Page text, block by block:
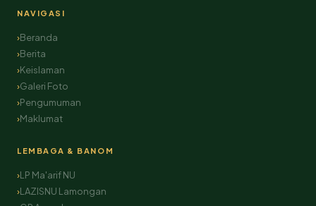
NAVIGASI
Beranda
Berita
Keislaman
Galeri Foto
Pengumuman
Maklumat
LEMBAGA & BANOM
LP Ma'arif NU
LAZISNU Lamongan